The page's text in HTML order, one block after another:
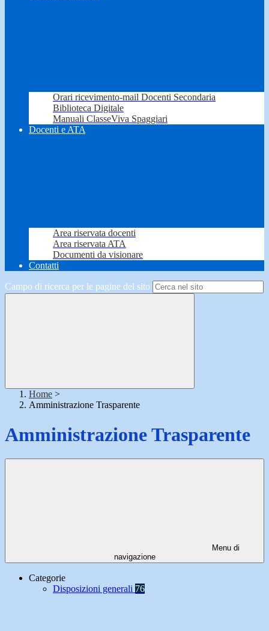
Orari ricevimento-mail Docenti Secondaria
Biblioteca Digitale
Manuali ClasseViva Spaggiari
Docenti e ATA
Area riservata docenti
Area riservata ATA
Documenti da visionare
Contatti
Campo di ricerca per le pagine del sito
Home >
Amministrazione Trasparente
Amministrazione Trasparente
Menu di
navigazione
Categorie
Disposizioni generali 76